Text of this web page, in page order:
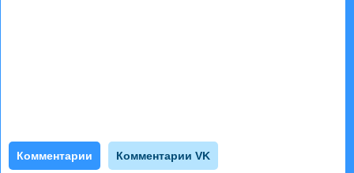
Комментарии Комментарии VK